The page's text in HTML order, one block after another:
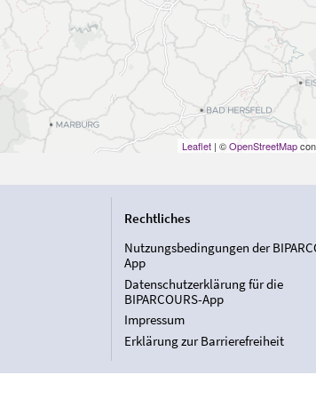
Leaflet| ©OpenStreetMap
Rechtliches
Nutzungsbedingungen der
App
Datenschutzerklärung für die
BIPARCOURS-App
Impressum
Erklärung zur Barrierefreiheit